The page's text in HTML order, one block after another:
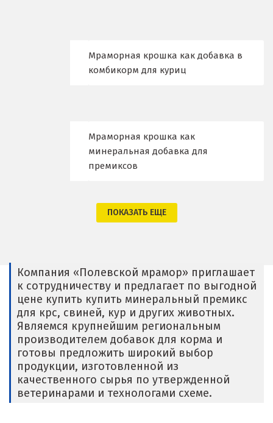
Дубна
Е
Егорьевск
Екатеринбург
Еленинка
Мраморная крошка как добавка в
комбикорм для куриц
Мраморная крошка как
минеральная добавка для
премиксов
ПОКАЗАТЬ ЕЩЕ
Компания «Полевской мрамор» приглашает
к сотрудничеству и предлагает по выгодной
цене купить купить минеральный премикс
для крс, свиней, кур и других животных.
Являемся крупнейшим региональным
производителем добавок для корма и
готовы предложить широкий выбор
продукции, изготовленной из
качественного сырья по утвержденной
ветеринарами и технологами схеме.